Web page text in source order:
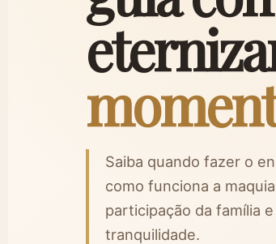
Saiba quando fazer o
como funciona a
participação da família
tranquilidade.